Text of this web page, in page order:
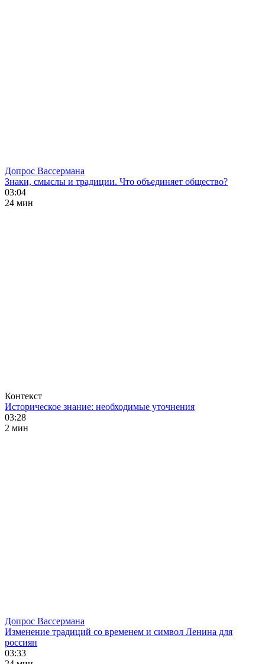
Допрос Вассермана
Знаки, смыслы и традиции. Что объединяет общество?
03:04
24 мин
Контекст
Историческое знание: необходимые уточнения
03:28
2 мин
Допрос Вассермана
Изменение традиций со временем и символ Ленина для
россиян
03:33